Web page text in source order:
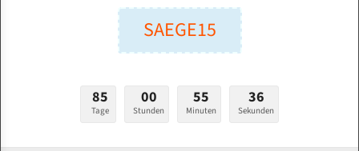
Länge (mm):
Stärken + Zahnteilung:
mm
Bandmesser Glatt Meterware
Konvex Meterware
SAEGE15
85
Tage
00
Stunden
55
Minuten
35
Sekunden